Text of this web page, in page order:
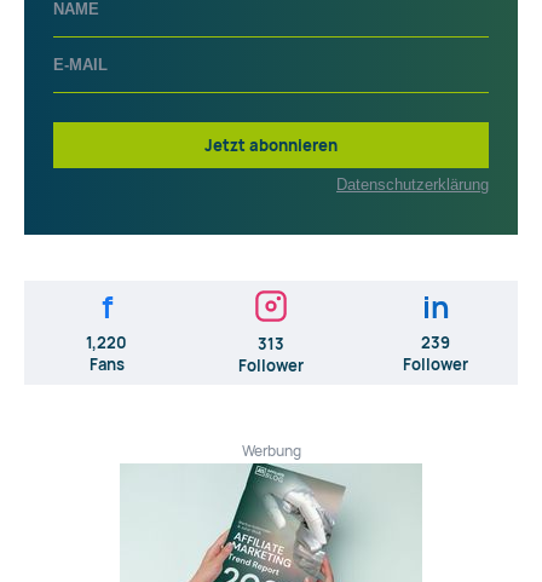
Jetzt abonnieren
Datenschutzerklärung
f
1,220
Fans
313
Follower
in
239
Follower
Werbung